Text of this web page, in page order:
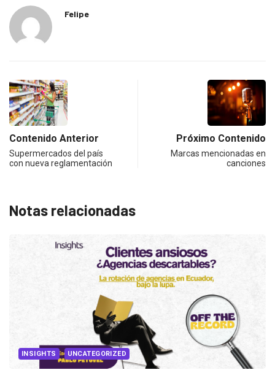
Felipe
Contenido Anterior
Supermercados del país
con nueva reglamentación
Próximo Contenido
Marcas mencionadas en
canciones
Notas relacionadas